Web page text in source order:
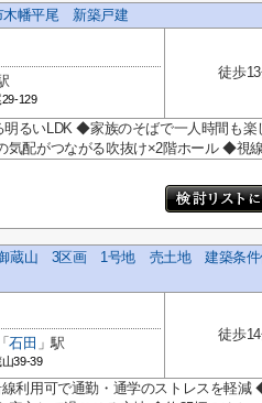
木幡平尾 新築戸建
129
徒歩
るいLDK ◆家族のそばで一人時間も
気配がつながる吹抜け×2階ホール ◆視
蔵山 3区画 1号地 売土地 建築条件
「石田 」駅
39-39
徒歩
利用可で通勤・通学のストレスを軽減